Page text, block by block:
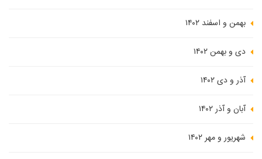
بهمن و اسفند ۱۴۰۲
دی و بهمن ۱۴۰۲
آذر و دی ۱۴۰۲
آبان و آذر ۱۴۰۲
شهریور و مهر ۱۴۰۲